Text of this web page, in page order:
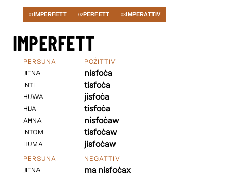
01IMPERFETT 02PERFETT 03IMPERATTIV
IMPERFETT
PERSUNA
JIENA
INTI
HUWA
HIJA
AĦNA
INTOM
HUMA
POŻITTIV
nisfoċa
tisfoċa
jisfoċa
tisfoċa
nisfoċaw
tisfoċaw
jisfoċaw
PERSUNA
JIENA
NEGATTIV
ma nisfoċax